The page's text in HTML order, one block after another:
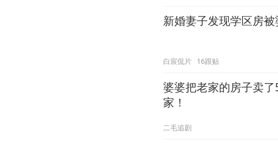
新婚妻子发现学区房
白宸侃片 16跟贴
婆婆把老家的房子卖
家！
二毛追剧